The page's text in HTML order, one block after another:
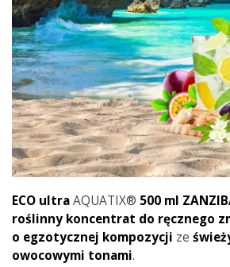
ECO ultraAQUATIX® 500 ml
roślinny koncentrat do ręcznego
o egzotycznej kompozycji ze
owocowymi tonami.